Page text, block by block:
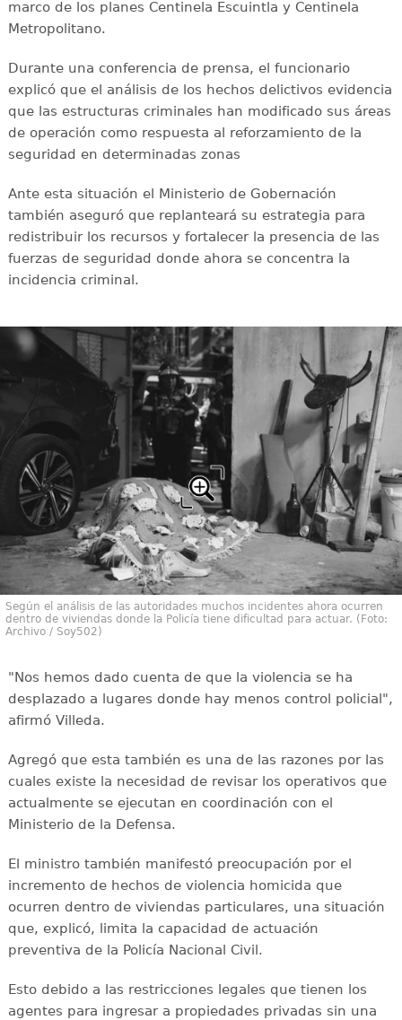
marco de los planes Centinela Escuintla y Centinela
Metropolitano.
Durante una conferencia de prensa, el funcionario
explicó que el análisis de los hechos delictivos evidencia
que las estructuras criminales han modificado sus áreas
de operación como respuesta al reforzamiento de la
seguridad en determinadas zonas
Ante esta situación el Ministerio de Gobernación
también aseguró que replanteará su estrategia para
redistribuir los recursos y fortalecer la presencia de las
fuerzas de seguridad donde ahora se concentra la
incidencia criminal.
Según el análisis de las autoridades muchos incidentes ahora ocurren
dentro de viviendas donde la Policía tiene dificultad para actuar. (Foto:
Archivo / Soy502)
"Nos hemos dado cuenta de que la violencia se ha
desplazado a lugares donde hay menos control policial",
afirmó Villeda.
Agregó que esta también es una de las razones por las
cuales existe la necesidad de revisar los operativos que
actualmente se ejecutan en coordinación con el
Ministerio de la Defensa.
El ministro también manifestó preocupación por el
incremento de hechos de violencia homicida que
ocurren dentro de viviendas particulares, una situación
que, explicó, limita la capacidad de actuación
preventiva de la Policía Nacional Civil.
Esto debido a las restricciones legales que tienen los
agentes para ingresar a propiedades privadas sin una